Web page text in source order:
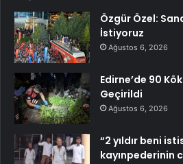
Özgür Özel:
İstiyoruz
Ağustos 6, 2026
Edirne’de 90
Geçirildi
Ağustos 6, 2026
“2 yıldır beni
kayınpederinin